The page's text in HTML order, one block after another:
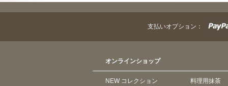
支払いオプション：
オンラインショップ
NEW コレクション 料理用抹茶